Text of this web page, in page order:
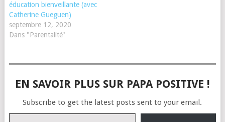
éducation bienveillante (avec
Catherine Gueguen)
septembre 12, 2020
Dans "Parentalité"
EN SAVOIR PLUS SUR PAPA POSITIVE !
Subscribe to get the latest posts sent to your email.
Saisissez votre adresse e-mail…